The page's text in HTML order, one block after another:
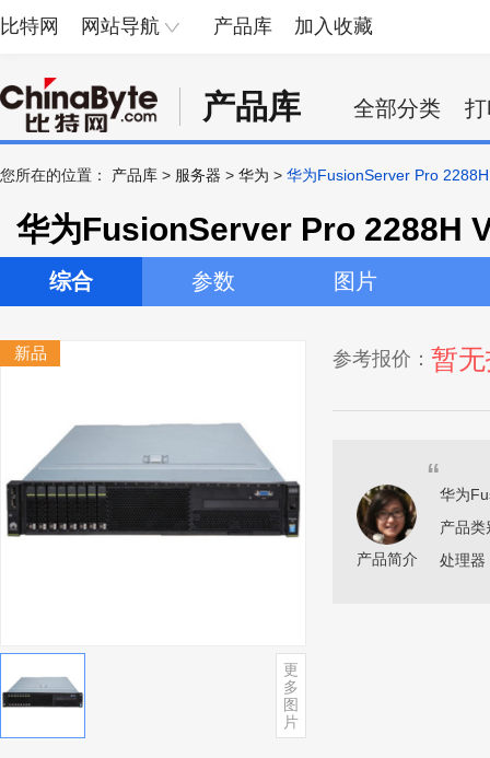
比特网 网站导航 产品库 加入收藏
产品库 全部分类
您所在的位置： 产品库 > 服务器 > 华为 > 华为FusionServer Pro
华为FusionServer Pro 2288H
综合 参数 图片
新品
更
多
图
片
参考报价： 暂
产品简介
“
华为
产品
处理器